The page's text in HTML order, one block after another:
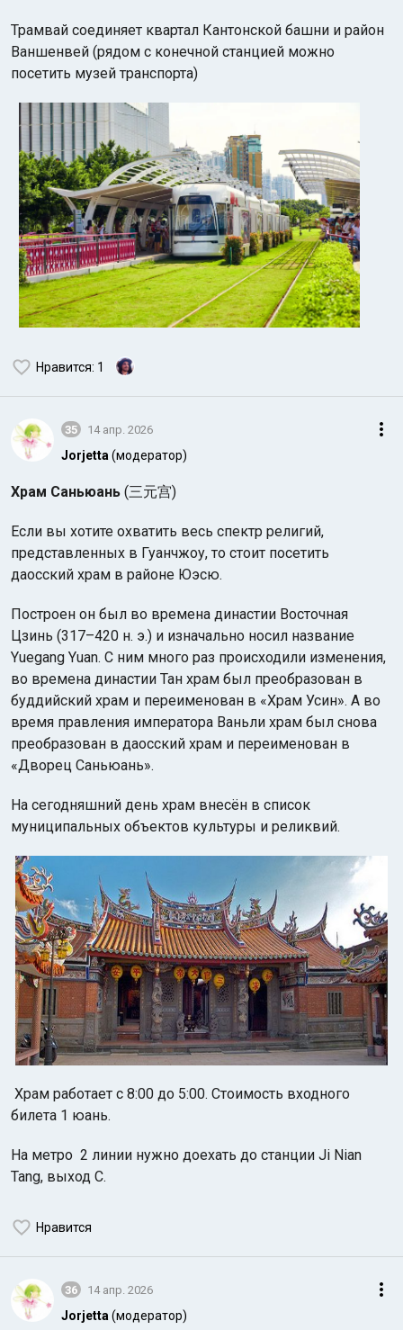
Трамвай соединяет квартал Кантонской башни и район
Ваншенвей (рядом с конечной станцией можно
посетить музей транспорта)
Нравится: 1
35 14 апр. 2026
Jorjetta(модератор)
Храм Саньюань (三元宫)
Если вы хотите охватить весь спектр религий,
представленных в Гуанчжоу, то стоит посетить
даосский храм в районе Юэсю.
Построен он был во времена династии Восточная
Цзинь (317–420 н. э.) и изначально носил название
Yuegang Yuan. С ним много раз происходили изменения,
во времена династии Тан храм был преобразован в
буддийский храм и переименован в «Храм Усин». А во
время правления императора Ваньли храм был снова
преобразован в даосский храм и переименован в
«Дворец Саньюань».
На сегодняшний день храм внесён в список
муниципальных объектов культуры и реликвий.
Храм работает с 8:00 до 5:00. Стоимость входного
билета 1 юань.
На метро 2 линии нужно доехать до станции Ji Nian
Tang, выход C.
Нравится
36 14 апр. 2026
Jorjetta (модератор)